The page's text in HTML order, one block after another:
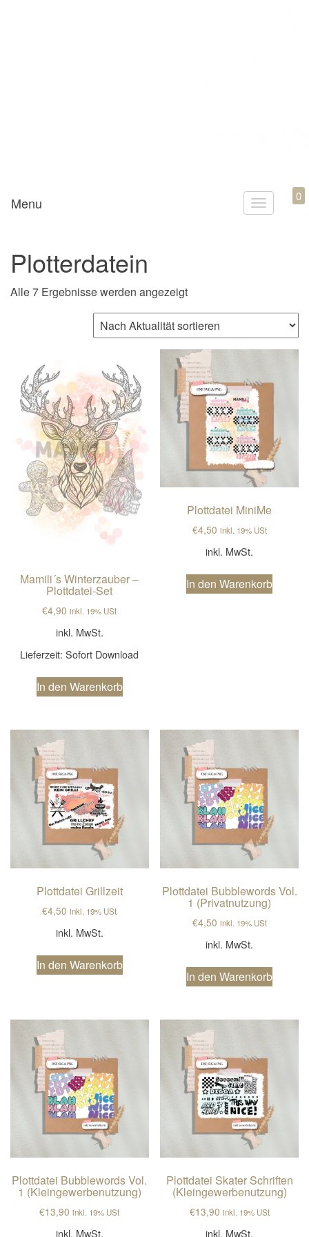
Mamili1910
T
a
i
g
a
t
i
o
Menu 0
Plotterdatein
Alle 7 Ergebnisse werden angezeigtNach Aktualität sortiert
Mamili´s Winterzauber –
Plottdatei-Set
€4,90 inkl. 19% USt
inkl. MwSt.
Lieferzeit:Sofort Download
In den Warenkorb
Plottdatei MiniMe
€4,50 inkl. 19% USt
inkl. MwSt.
In den Warenkorb
Plottdatei Grillzeit
€4,50 inkl. 19% USt
inkl. MwSt.
In den Warenkorb
Plottdatei Bubblewords Vol.
1 (Privatnutzung)
€4,50 inkl. 19% USt
inkl. MwSt.
In den Warenkorb
Plottdatei Bubblewords Vol.
1 (Kleingewerbenutzung)
€13,90 inkl. 19% USt
inkl. MwSt.
Plottdatei Skater Schriften
(Kleingewerbenutzung)
€13,90 inkl. 19% USt
inkl. MwSt.